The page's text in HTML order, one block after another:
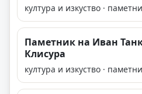
култура и изкуство ·
Паметник на Иван
Клисура
култура и изкуство ·